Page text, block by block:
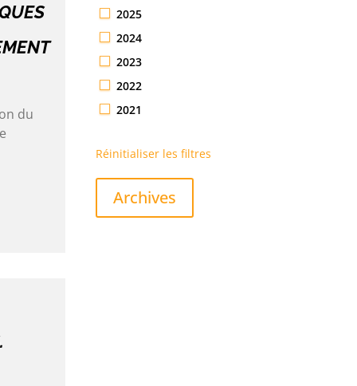
du
2025
2024
2023
2022
2021
Réinitialiser les filtres
Archives